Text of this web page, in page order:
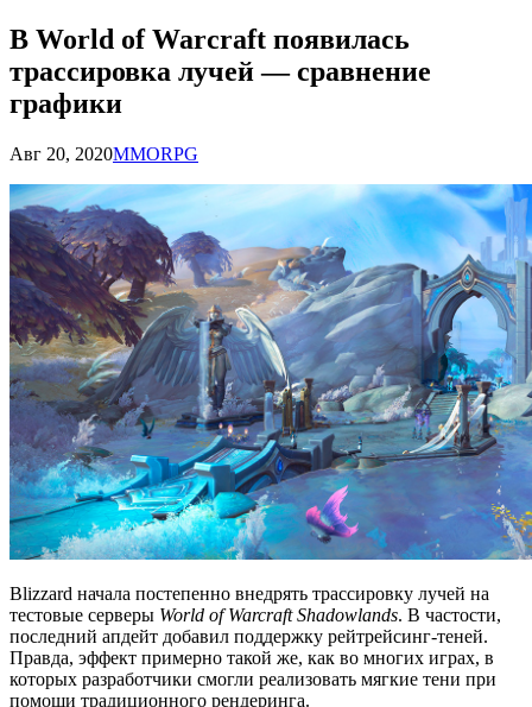
В World of Warcraft появилась
трассировка лучей — сравнение
графики
Авг 20, 2020MMORPG
Blizzard начала постепенно внедрять трассировку лучей на
тестовые серверы World of Warcraft Shadowlands. В частости,
последний апдейт добавил поддержку рейтрейсинг-теней.
Правда, эффект примерно такой же, как во многих играх, в
которых разработчики смогли реализовать мягкие тени при
помощи традиционного рендеринга.